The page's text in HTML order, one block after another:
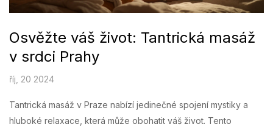
Osvěžte váš život: Tantrická masáž
v srdci Prahy
říj, 20 2024
Tantrická masáž v Praze nabízí jedinečné spojení mystiky a
hluboké relaxace, která může obohatit váš život. Tento